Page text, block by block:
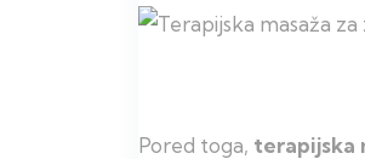
Pored toga, terapijska